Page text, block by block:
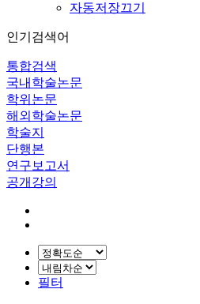
자동저장끄기
인기검색어
통합검색
국내학술논문
학위논문
해외학술논문
학술지
단행본
연구보고서
공개강의
필터